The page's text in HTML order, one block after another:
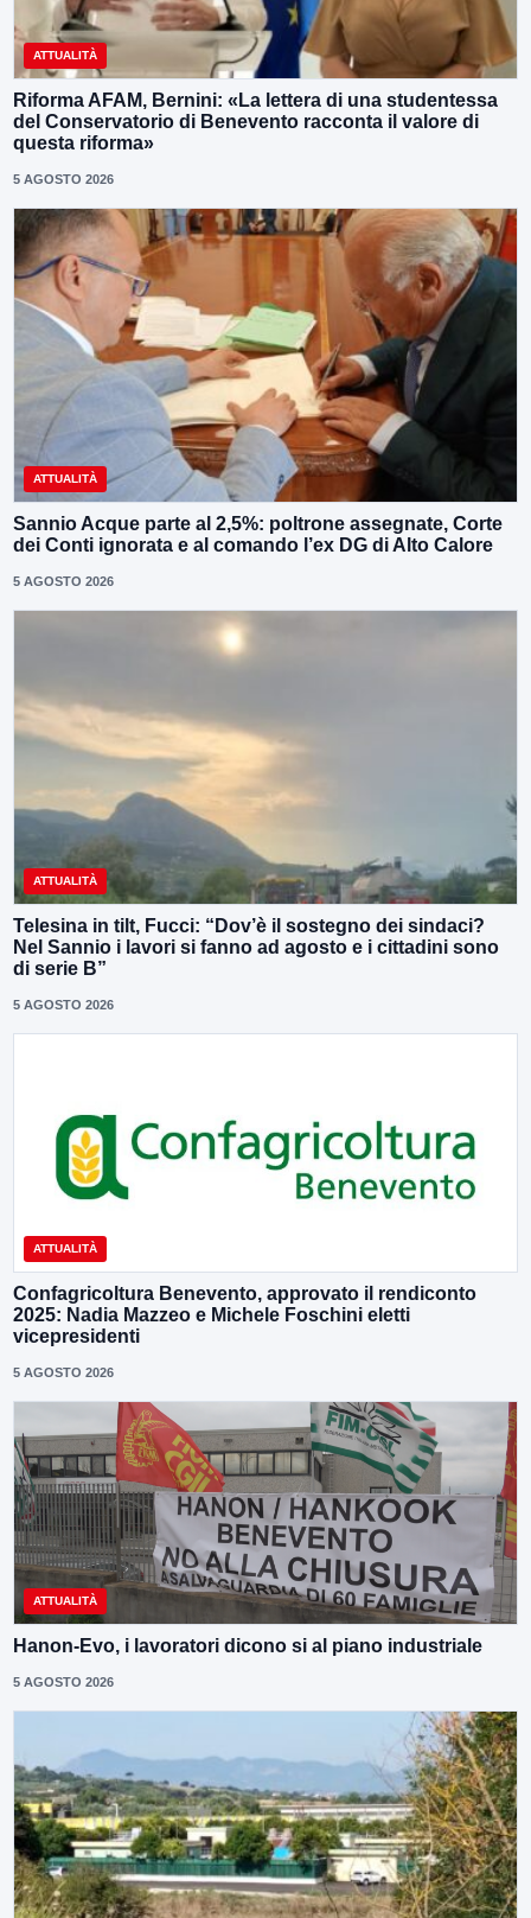
ATTUALITÀ
Riforma AFAM, Bernini: «La lettera di una studentessa
del Conservatorio di Benevento racconta il valore di
questa riforma»
5 AGOSTO 2026
ATTUALITÀ
Sannio Acque parte al 2,5%: poltrone assegnate, Corte
dei Conti ignorata e al comando l’ex DG di Alto Calore
5 AGOSTO 2026
ATTUALITÀ
Telesina in tilt, Fucci: “Dov’è il sostegno dei sindaci?
Nel Sannio i lavori si fanno ad agosto e i cittadini sono
di serie B”
5 AGOSTO 2026
ATTUALITÀ
Confagricoltura Benevento, approvato il rendiconto
2025: Nadia Mazzeo e Michele Foschini eletti
vicepresidenti
5 AGOSTO 2026
ATTUALITÀ
Hanon-Evo, i lavoratori dicono si al piano industriale
5 AGOSTO 2026